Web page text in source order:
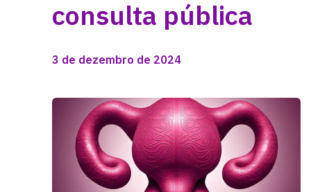
consulta pública
3 de dezembro de 2024